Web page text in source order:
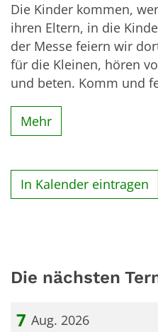
Die Kinder kommen,
ihren Eltern, in die
der Messe feiern wir
für die Kleinen, hören
und beten. Komm und
Mehr
In Kalender eintragen
Die nächsten
7 Aug. 2026